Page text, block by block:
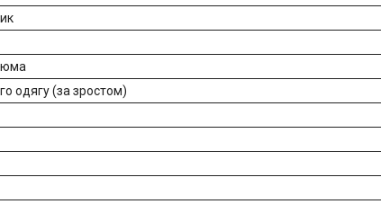
одягу (за зростом)